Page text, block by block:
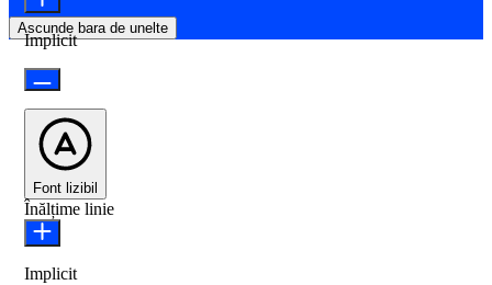
Ascunde bara de unelte
Implicit
Font lizibil
Înălțime linie
Implicit